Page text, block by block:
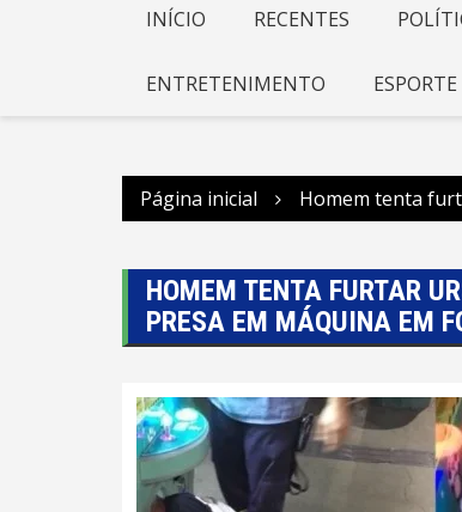
INÍCIO RECENTES
ENTRETENIMENTO ESPORTE
Página inicial Homem tenta
HOMEM TENTA FURTAR
PRESA EM MÁQUINA EM